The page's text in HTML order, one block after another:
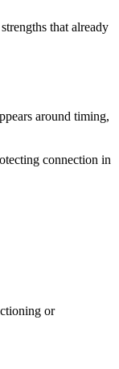
that already
around timing,
connection in
or